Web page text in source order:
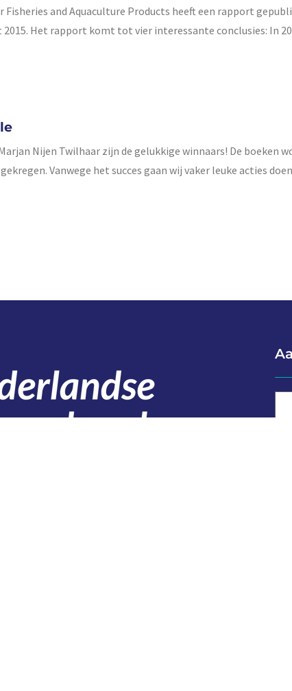
and Aquaculture Products heeft een rapport
2015. Het rapport komt tot vier interessante conclusies: In
Nijen Twilhaar zijn de gelukkige winnaars! De boeken
Vanwege het succes gaan wij vaker leuke acties